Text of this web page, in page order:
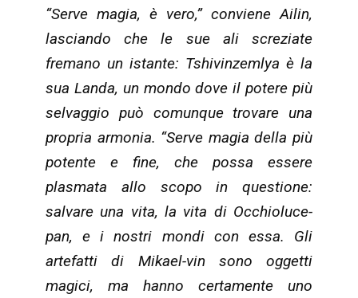
“Serve magia, è vero,” conviene Ailin,
lasciando che le sue ali screziate
fremano un istante: Tshivinzemlya è la
sua Landa, un mondo dove il potere più
selvaggio può comunque trovare una
propria armonia. “Serve magia della più
potente e fine, che possa essere
plasmata allo scopo in questione:
salvare una vita, la vita di Occhioluce-
pan, e i nostri mondi con essa. Gli
artefatti di Mikael-vin sono oggetti
magici, ma hanno certamente uno